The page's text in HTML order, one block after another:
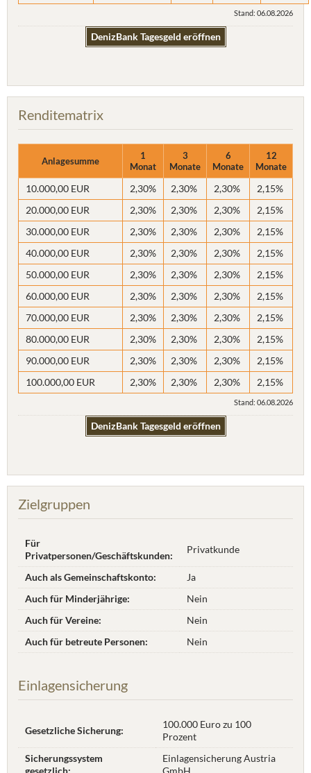
Stand: 06.08.2026
DenizBank Tagesgeld eröffnen
Renditematrix
Anlagesumme
1
Monat
3
Monate
6
Monate
12
Monate
10.000,00 EUR 2,30% 2,30% 2,30%
2,15%
20.000,00 EUR
2,30% 2,30% 2,30%
2,15%
30.000,00 EUR
2,30% 2,30% 2,30%
2,15%
40.000,00 EUR
2,30% 2,30% 2,30%
2,15%
50.000,00 EUR
2,30% 2,30% 2,30%
2,15%
60.000,00 EUR
2,30% 2,30% 2,30%
2,15%
70.000,00 EUR
2,30% 2,30% 2,30%
2,15%
80.000,00 EUR
2,30% 2,30% 2,30%
2,15%
90.000,00 EUR
2,30% 2,30% 2,30%
2,15%
100.000,00 EUR
2,30% 2,30% 2,30% 2,15%
Stand: 06.08.2026
DenizBank Tagesgeld eröffnen
Zielgruppen
Für
Privatpersonen/Geschäftskunden:
Privatkunde
Auch als Gemeinschaftskonto:
Ja
Auch für Minderjährige:
Nein
Auch für Vereine:
Nein
Auch für betreute Personen:
Nein
Einlagensicherung
Gesetzliche Sicherung:
100.000 Euro zu 100
Prozent
Sicherungssystem
Einlagensicherung Austria